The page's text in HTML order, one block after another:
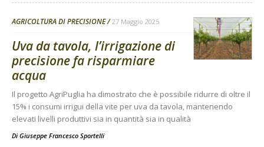
AGRICOLTURA DI PRECISIONE 27 Maggio 2025
Uva da tavola, l’irrigazione di
precisione fa risparmiare
acqua
Il progetto AgriPuglia ha dimostrato che è possibile ridurre di oltre il
15% i consumi irrigui della vite per uva da tavola, mantenendo
elevati livelli produttivi sia in quantità sia in qualità
Di Giuseppe Francesco Sportelli